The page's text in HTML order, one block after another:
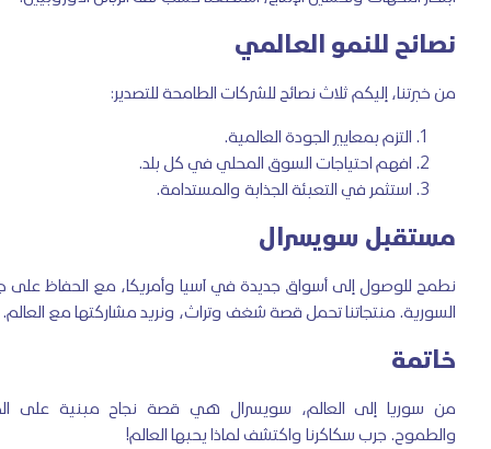
نصائح للنمو العالمي
من خبرتنا، إليكم ثلاث نصائح للشركات الطامحة للتصدير:
التزم بمعايير الجودة العالمية.
افهم احتياجات السوق المحلي في كل بلد.
استثمر في التعبئة الجذابة والمستدامة.
مستقبل سويسرال
نطمح للوصول إلى أسواق جديدة في آسيا وأمريكا، مع الحفاظ على
السورية. منتجاتنا تحمل قصة شغف وتراث، ونريد مشاركتها مع العالم.
خاتمة
من سوريا إلى العالم، سويسرال هي قصة نجاح مبنية على
والطموح. جرب سكاكرنا واكتشف لماذا يحبها العالم!